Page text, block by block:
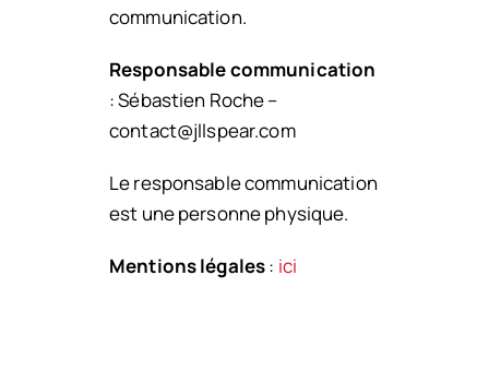
communication.
Responsable communication
: Sébastien Roche –
contact@jllspear.com
Le responsable communication
est une personne physique.
Mentions légales: ici